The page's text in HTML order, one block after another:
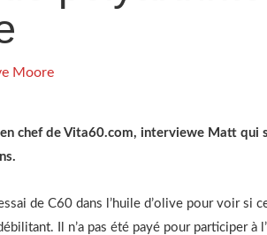
Moore
chef de Vita60.com, interviewe Matt
de C60 dans l’huile d’olive pour voir si
Il n’a pas été payé pour participer à